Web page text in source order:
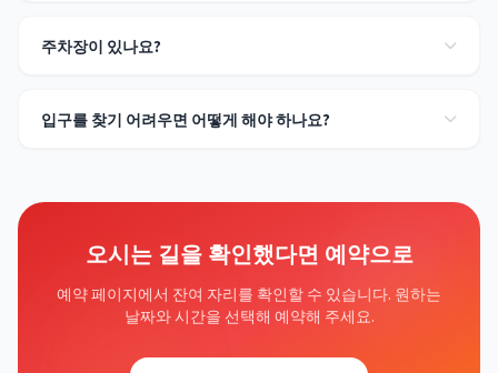
주차장이 있나요?
입구를 찾기 어려우면 어떻게 해야 하나요?
오시는 길을 확인했다면 예약으로
예약 페이지에서 잔여 자리를 확인할 수 있습니다. 원하는
날짜와 시간을 선택해 예약해 주세요.